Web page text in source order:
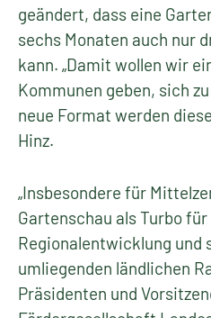
geändert, dass eine
sechs Monaten auch nur
kann. „Damit wollen wir
Kommunen geben, sich
neue Format werden
Hinz.
„Insbesondere für
Gartenschau als Turbo für
Regionalentwicklung und
umliegenden ländlichen
Präsidenten und